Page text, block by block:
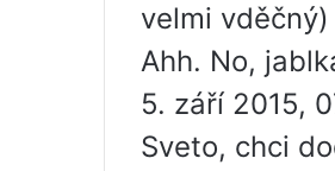
velmi vděčný)
Ahh. No,
5. září 2015,
Sveto, chci